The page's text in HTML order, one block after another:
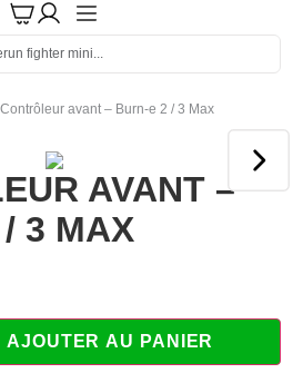
avant – Burn-e 2 / 3 Max
AVANT –
3 MAX
AJOUTER AU PANIER